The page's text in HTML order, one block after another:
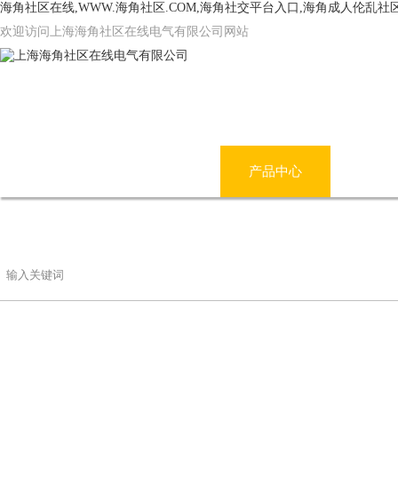
海角社区在线,WWW.海角社区.COM,海角社交平台入口,海角成人伦乱社
欢迎访问上海海角社区在线电气有限公司网站
产品中心